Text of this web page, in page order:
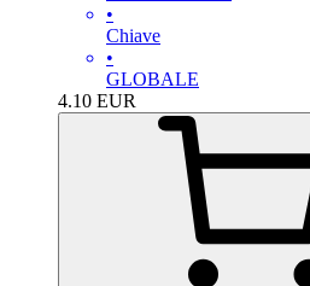
•
Chiave
•
GLOBALE
4.10 EUR